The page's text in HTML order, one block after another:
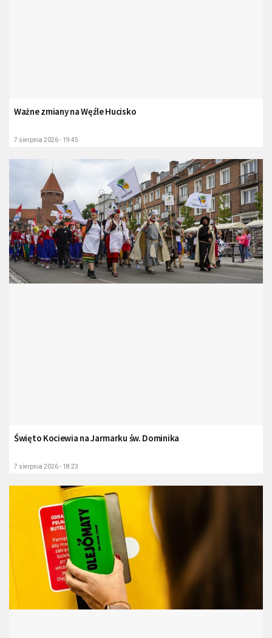
Ważne zmiany na Węźle Hucisko
7 sierpnia 2026 - 19:45
Święto Kociewia na Jarmarku św. Dominika
7 sierpnia 2026 - 18:23